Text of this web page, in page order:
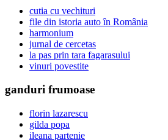
cutia cu vechituri
file din istoria auto în România
harmonium
jurnal de cercetas
la pas prin tara fagarasului
vinuri povestite
ganduri frumoase
florin lazarescu
gilda popa
ileana partenie